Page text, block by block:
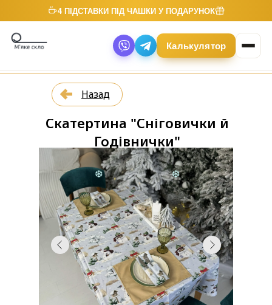
4 ПІДСТАВКИ ПІД ЧАШКИ У ПОДАРУНОК
Калькулятор
Назад
Скатертина "Сніговички й
Годівнички"
❆ ❆